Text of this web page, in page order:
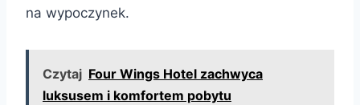
na wypoczynek.
Czytaj Four Wings Hotel zachwyca
luksusem i komfortem pobytu